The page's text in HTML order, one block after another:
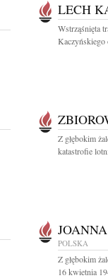
LECH
Wstrząśnięta
Kaczyńskiego
Z głębokim
katastrofie
POLSKA
Z głębokim
16 kwietnia